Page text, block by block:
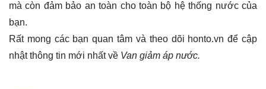
mà còn đảm bảo an toàn cho toàn bộ hệ thống nước của
bạn.
Rất mong các bạn quan tâm và theo dõi honto.vn để cập
nhật thông tin mới nhất về Van giảm áp nước.